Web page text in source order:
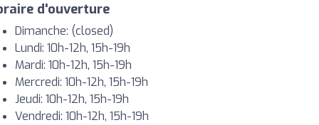
d'ouverture
Dimanche: (closed)
Lundi: 10h-12h, 15h-19h
Mardi: 10h-12h, 15h-19h
Mercredi: 10h-12h, 15h-19h
Jeudi: 10h-12h, 15h-19h
Vendredi: 10h-12h, 15h-19h